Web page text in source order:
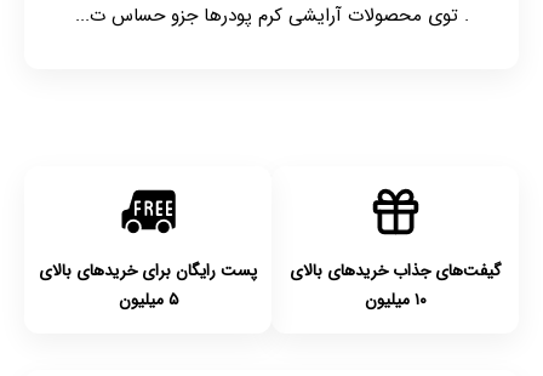
. توی محصولات آرایشی کرم پودرها جزو حساس ت...
گیفت‌های جذاب خریدهای بالای
۱۰ میلیون
پست رایگان برای خریدهای بالای
۵ میلیون